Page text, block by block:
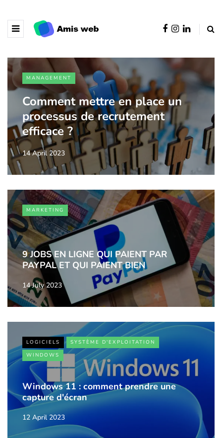
MANAGEMENT
Comment mettre en place un
processus de recrutement
efficace ?
14 April 2023
MARKETING
9 JOBS EN LIGNE QUI PAIENT PAR
PAYPAL ET QUI PAIENT BIEN
14 July 2023
LOGICIELS
SYSTÈME D'EXPLOITATION
WINDOWS
Windows 11 : comment prendre une
capture d'écran
12 April 2023